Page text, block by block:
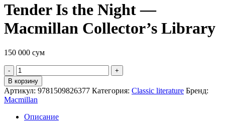
Tender Is the Night —
Macmillan Collector’s Library
150 000 сум
Quantity
В корзину
Артикул: 9781509826377 Категория: Classic literature Бренд:
Macmillan
Описание